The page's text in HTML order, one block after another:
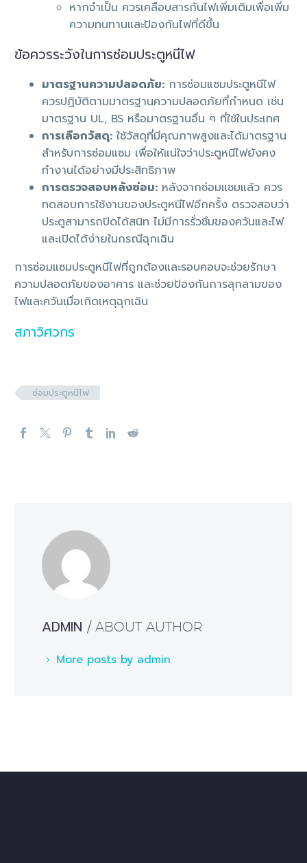
หากจำเป็น ควรเคลือบสารกันไฟเพิ่มเติมเพื่อเพิ่ม
ความทนทานและป้องกันไฟที่ดีขึ้น
ข้อควรระวังในการซ่อมประตูหนีไฟ
มาตรฐานความปลอดภัย: การซ่อมแซมประตูหนีไฟ
ควรปฏิบัติตามมาตรฐานความปลอดภัยที่กำหนด เช่น
มาตรฐาน UL, BS หรือมาตรฐานอื่น ๆ ที่ใช้ในประเทศ
การเลือกวัสดุ: ใช้วัสดุที่มีคุณภาพสูงและได้มาตรฐาน
สำหรับการซ่อมแซม เพื่อให้แน่ใจว่าประตูหนีไฟยังคง
ทำงานได้อย่างมีประสิทธิภาพ
การตรวจสอบหลังซ่อม: หลังจากซ่อมแซมแล้ว ควร
ทดสอบการใช้งานของประตูหนีไฟอีกครั้ง ตรวจสอบว่า
ประตูสามารถปิดได้สนิท ไม่มีการรั่วซึมของควันและไฟ
และเปิดได้ง่ายในกรณีฉุกเฉิน
การซ่อมแซมประตูหนีไฟที่ถูกต้องและรอบคอบจะช่วยรักษา
ความปลอดภัยของอาคาร และช่วยป้องกันการลุกลามของ
ไฟและควันเมื่อเกิดเหตุฉุกเฉิน
สภาวิศวกร
ซ่อมประตูหนีไฟ
ADMIN / ABOUT AUTHOR
More posts by admin